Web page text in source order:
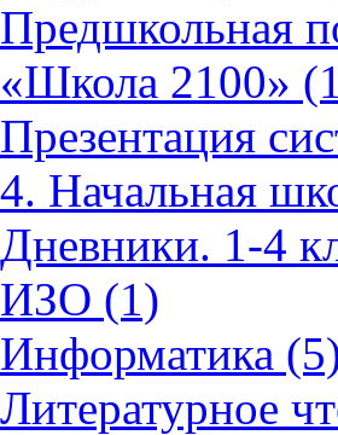
Предшкольная
«Школа 2100»
Презентация
4. Начальная
Дневники. 1-4
ИЗО (1)
Информатика
Литературное